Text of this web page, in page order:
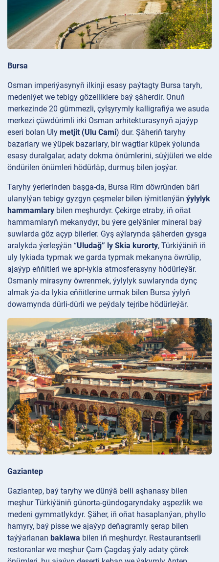
Bursa
Osman imperiýasynyň ilkinji esasy paýtagty Bursa taryh,
medeniýet we tebigy gözelliklere baý şäherdir. Onuň
merkezinde 20 gümmezli, çylşyrymly kalligrafiýa we asuda
merkezi çüwdürimli irki Osman arhitekturasynyň ajaýyp
eseri bolan Uly metjit (Ulu Cami) dur. Şäheriň taryhy
bazarlary we ýüpek bazarlary, bir wagtlar küpek ýolunda
esasy duralgalar, adaty dokma önümlerini, süýjüleri we elde
öndürilen önümleri hödürläp, durmuş bilen joşýar.
Taryhy ýerlerinden başga-da, Bursa Rim döwründen bäri
ulanylýan tebigy gyzgyn çeşmeler bilen iýmitlenýän ýylylyk
hammamlary bilen meşhurdyr. Çekirge etraby, iň oňat
hammamlaryň mekanydyr, bu ýere gelýänler mineral baý
suwlarda göz açyp bilerler. Gyş aýlarynda şäherden gysga
aralykda ýerleşýän “Uludağ” ly Skia kurorty, Türkiýäniň iň
uly lykiada typmak we garda typmak mekanyna öwrülip,
ajaýyp eňňitleri we apr-lykia atmosferasyny hödürleýär.
Osmanly mirasyny öwrenmek, ýylylyk suwlarynda dynç
almak ýa-da lykia eňňitlerine urmak bilen Bursa ýylyň
dowamynda dürli-dürli we peýdaly tejribe hödürleýär.
Gaziantep
Gaziantep, baý taryhy we dünýä belli aşhanasy bilen
meşhur Türkiýäniň günorta-gündogaryndaky aşpezlik we
medeni gymmatlykdyr. Şäher, iň oňat hasaplanýan, phyllo
hamyry, baý pisse we ajaýyp deňagramly şerap bilen
taýýarlanan baklawa bilen iň meşhurdyr. Restaurantserli
restoranlar we meşhur Çam Çagdaş ýaly adaty çörek